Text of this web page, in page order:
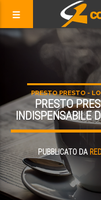
ADESSO IN ONDA
AT LEAST FOR NOW
PRESTO PRESTO -
PRESTO
INDISPENSABILE
PUBBLICATO DA